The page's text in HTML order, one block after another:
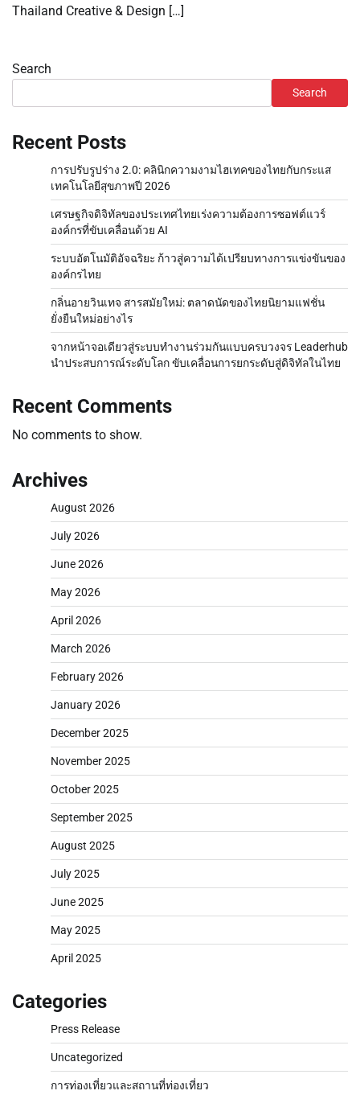
Thailand Creative & Design […]
Search
Search
Recent Posts
การปรับรูปร่าง 2.0: คลินิกความงามไฮเทคของไทยกับกระแส
เทคโนโลยีสุขภาพปี 2026
เศรษฐกิจดิจิทัลของประเทศไทยเร่งความต้องการซอฟต์แวร์
องค์กรที่ขับเคลื่อนด้วย AI
ระบบอัตโนมัติอัจฉริยะ ก้าวสู่ความได้เปรียบทางการแข่งขันของ
องค์กรไทย
กลิ่นอายวินเทจ สารสมัยใหม่: ตลาดนัดของไทยนิยามแฟชั่น
ยั่งยืนใหม่อย่างไร
จากหน้าจอเดียวสู่ระบบทำงานร่วมกันแบบครบวงจร Leaderhub
นำประสบการณ์ระดับโลก ขับเคลื่อนการยกระดับสู่ดิจิทัลในไทย
Recent Comments
No comments to show.
Archives
August 2026
July 2026
June 2026
May 2026
April 2026
March 2026
February 2026
January 2026
December 2025
November 2025
October 2025
September 2025
August 2025
July 2025
June 2025
May 2025
April 2025
Categories
Press Release
Uncategorized
การท่องเที่ยวและสถานที่ท่องเที่ยว